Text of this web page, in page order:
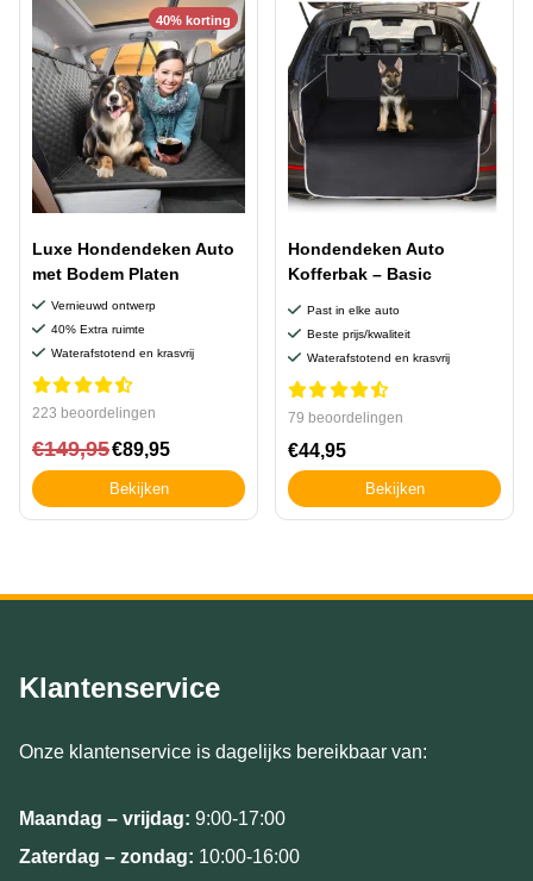
40% korting
Luxe Hondendeken Auto
met Bodem Platen
Vernieuwd ontwerp
40% Extra ruimte
Waterafstotend en krasvrij
223 beoordelingen
€149,95€89,95
Bekijken
Hondendeken Auto
Kofferbak – Basic
Past in elke auto
Beste prijs/kwaliteit
Waterafstotend en krasvrij
79 beoordelingen
€44,95
Bekijken
Klantenservice
Onze klantenservice is dagelijks bereikbaar van:
Maandag – vrijdag: 9:00-17:00
Zaterdag – zondag: 10:00-16:00